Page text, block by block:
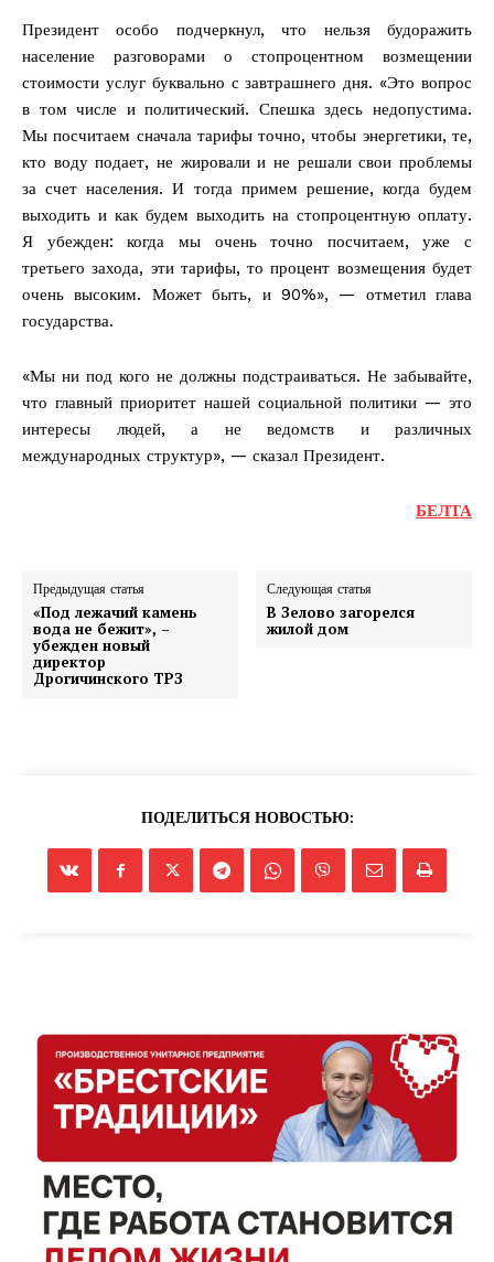
Президент особо подчеркнул, что нельзя будоражить
население разговорами о стопроцентном возмещении
стоимости услуг буквально с завтрашнего дня. «Это вопрос
в том числе и политический. Спешка здесь недопустима.
Мы посчитаем сначала тарифы точно, чтобы энергетики, те,
кто воду подает, не жировали и не решали свои проблемы
за счет населения. И тогда примем решение, когда будем
выходить и как будем выходить на стопроцентную оплату.
Я убежден: когда мы очень точно посчитаем, уже с
третьего захода, эти тарифы, то процент возмещения будет
очень высоким. Может быть, и 90%», — отметил глава
государства.
«Мы ни под кого не должны подстраиваться. Не забывайте,
что главный приоритет нашей социальной политики — это
интересы людей, а не ведомств и различных
международных структур», — сказал Президент.
БЕЛТА
Предыдущая статья
«Под лежачий камень
вода не бежит», –
убежден новый
директор
Дрогичинского ТРЗ
Следующая статья
В Зелово загорелся
жилой дом
ПОДЕЛИТЬСЯ НОВОСТЬЮ: